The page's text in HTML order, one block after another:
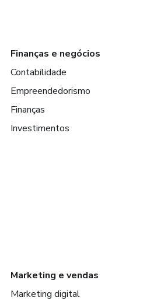
Finanças e negócios
Contabilidade
Empreendedorismo
Finanças
Investimentos
Marketing e vendas
Marketing digital